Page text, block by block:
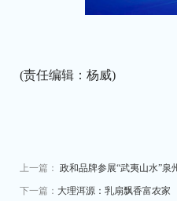
(责任编辑：杨威)
上一篇： 政和品牌参展“武夷山水”泉
下一篇： 大理洱源：乳扇飘香富农家